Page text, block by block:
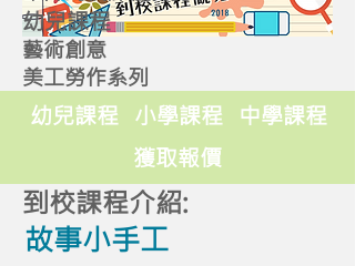
幼兒課程
藝術創意
美工勞作系列
幼兒課程 小學課程
中學課程
獲取報價
到校課程介紹:
故事小手工